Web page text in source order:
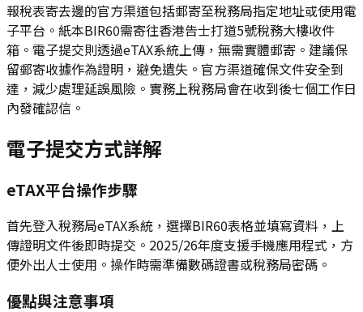
報稅表寄去邊的官方渠道包括郵寄至稅務局指定地址或使用電
子平台。紙本BIR60需寄往香港告士打道5號稅務大樓收件
箱。電子提交則透過eTAX系統上傳，無需實體郵寄。建議保
留郵寄收據作為證明，避免遺失。官方渠道確保文件安全到
達，減少處理延誤風險。實務上稅務局會在收到後七個工作日
內發確認信。
電子提交方式詳解
eTAX平台操作步驟
首先登入稅務局eTAX系統，選擇BIR60表格並填寫資料，上
傳證明文件後即時提交。2025/26年度支援手機應用程式，方
便外出人士使用。操作時需準備數碼證書或稅務局密碼。
優點與注意事項